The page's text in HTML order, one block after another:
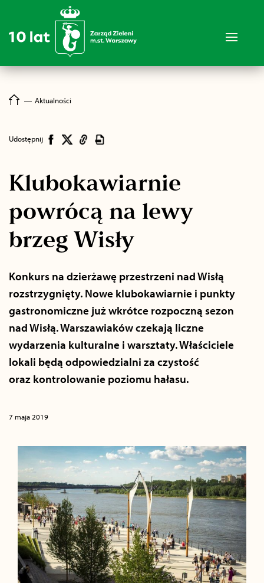
― Aktualności
Udostępnij
Klubokawiarnie
powrócą na lewy
brzeg Wisły
Konkurs na dzierżawę przestrzeni nad Wisłą
rozstrzygnięty. Nowe klubokawiarnie i punkty
gastronomiczne już wkrótce rozpoczną sezon
nad Wisłą. Warszawiaków czekają liczne
wydarzenia kulturalne i warsztaty. Właściciele
lokali będą odpowiedzialni za czystość
oraz kontrolowanie poziomu hałasu.
7 maja 2019